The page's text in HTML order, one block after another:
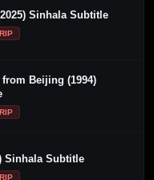
Sinhala Subtitle
Beijing (1994)
Sinhala Subtitle